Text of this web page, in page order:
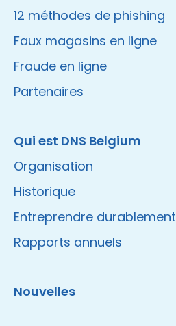
12 méthodes de phishing
Faux magasins en ligne
Fraude en ligne
Partenaires
Qui est DNS Belgium
Organisation
Historique
Entreprendre durablement
Rapports annuels
Nouvelles